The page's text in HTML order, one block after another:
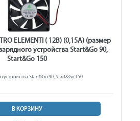
ELEMENTI ( 12В) (0,15A) (размер
устройства Start&Go 90,
Start&Go 150
устройства Start&Go 90, Start&Go 150
В КОРЗИНУ